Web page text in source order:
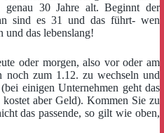
genau 30 Jahre alt. Beginnt der
sind es 31 und das führt- wen
und das lebenslang!
oder morgen, also vor oder am
zum 1.12. zu wechseln und
einigen Unternehmen geht das
aber Geld). Kommen Sie zu
das passende, so gilt wie oben,